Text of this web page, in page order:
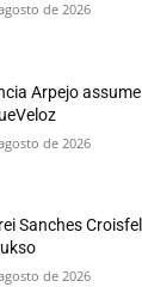
de 2026
Arpejo
de 2026
Sanches
de 2026